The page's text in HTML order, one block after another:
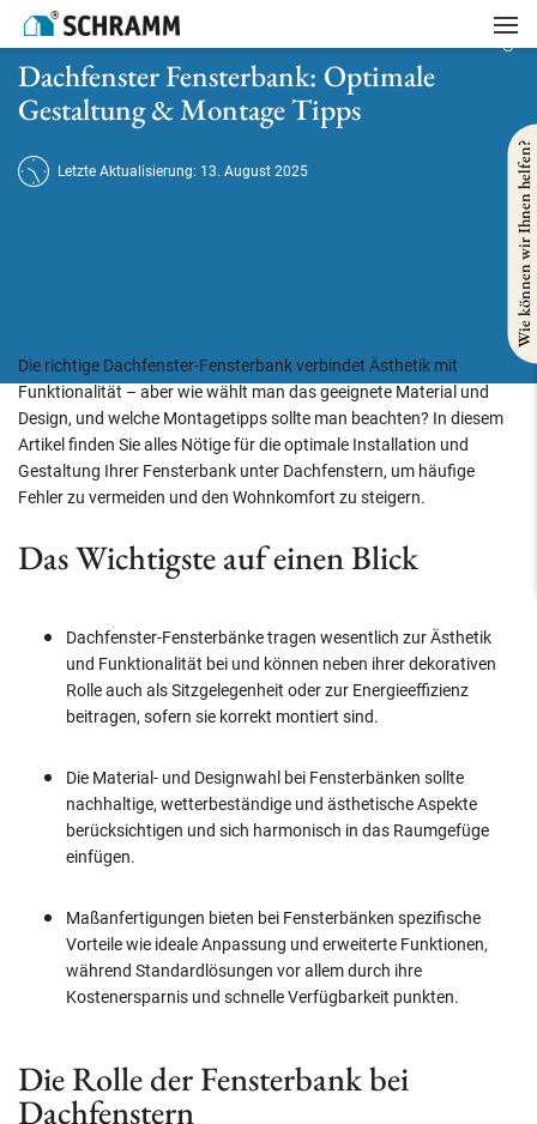
Startseite
Dachfenster Fensterbank: Optimale Gestaltung & Montage Tipps
Dachfenster Fensterbank: Optimale
Gestaltung & Montage Tipps
Letzte Aktualisierung: 13. August 2025
Die richtige Dachfenster-Fensterbank verbindet Ästhetik mit
Funktionalität – aber wie wählt man das geeignete Material und
Design, und welche Montagetipps sollte man beachten? In diesem
Artikel finden Sie alles Nötige für die optimale Installation und
Gestaltung Ihrer Fensterbank unter Dachfenstern, um häufige
Fehler zu vermeiden und den Wohnkomfort zu steigern.
Das Wichtigste auf einen Blick
Dachfenster-Fensterbänke tragen wesentlich zur Ästhetik
und Funktionalität bei und können neben ihrer dekorativen
Rolle auch als Sitzgelegenheit oder zur Energieeffizienz
beitragen, sofern sie korrekt montiert sind.
Die Material- und Designwahl bei Fensterbänken sollte
nachhaltige, wetterbeständige und ästhetische Aspekte
berücksichtigen und sich harmonisch in das Raumgefüge
einfügen.
Maßanfertigungen bieten bei Fensterbänken spezifische
Vorteile wie ideale Anpassung und erweiterte Funktionen,
während Standardlösungen vor allem durch ihre
Kostenersparnis und schnelle Verfügbarkeit punkten.
Die Rolle der Fensterbank bei
Dachfenstern
Wie können wir Ihnen helfen?